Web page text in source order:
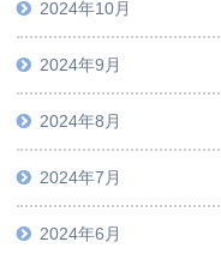
2024年10月
2024年9月
2024年8月
2024年7月
2024年6月